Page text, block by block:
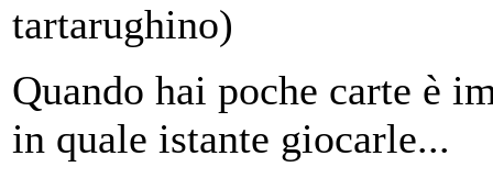
tartarughino)
Quando hai poche carte è
in quale istante giocarle...